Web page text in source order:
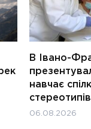
В Івано-
навчає
06.08.2026